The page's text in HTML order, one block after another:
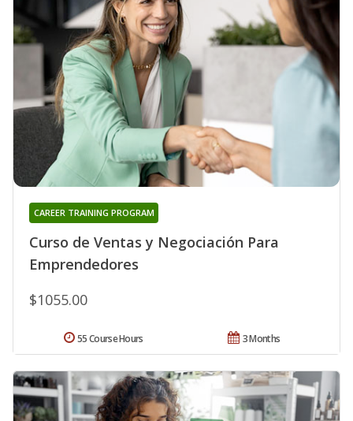
Curso de Ventas y Negociación Para
Emprendedores
CAREER TRAINING PROGRAM
$1055.00
3 Months
55 Course Hours